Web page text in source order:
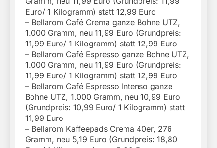
Euro/ 1 Kilogramm) statt 12,99 Euro
– Bellarom Café Crema ganze Bohne UTZ,
1.000 Gramm, neu 11,99 Euro (Grundpreis:
11,99 Euro/ 1 Kilogramm) statt 12,99 Euro
– Bellarom Café Espresso ganze Bohne UTZ,
1.000 Gramm, neu 11,99 Euro (Grundpreis:
11,99 Euro/ 1 Kilogramm) statt 12,99 Euro
– Bellarom Café Espresso Intenso ganze
Bohne UTZ, 1.000 Gramm, neu 10,99 Euro
(Grundpreis: 10,99 Euro/ 1 Kilogramm) statt
11,99 Euro
– Bellarom Kaffeepads Crema 40er, 276
Gramm, neu 5,19 Euro (Grundpreis: 18,80